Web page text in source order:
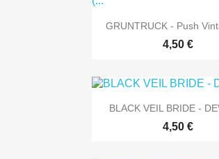
 Vorschau
GRUNTRUCK - Push
4,50 €
 Vorschau
BLACK VEIL BRIDE -
4,50 €